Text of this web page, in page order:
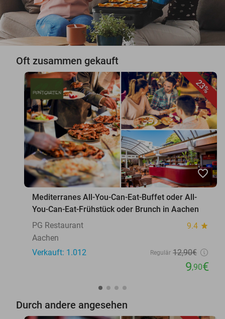
Oft zusammen gekauft
23%
favorite_border
Mediterranes All-You-Can-Eat-Buffet oder All-
You-Can-Eat-Frühstück oder Brunch in Aachen
PG Restaurant
9.4 star
Aachen
Verkauft: 1.012
Regulär 12,90€
9,90€
Durch andere angesehen